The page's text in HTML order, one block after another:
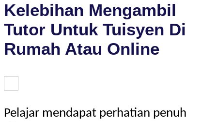
Kelebihan Mengambil
Tutor Untuk Tuisyen Di
Rumah Atau Online
Pelajar mendapat perhatian penuh